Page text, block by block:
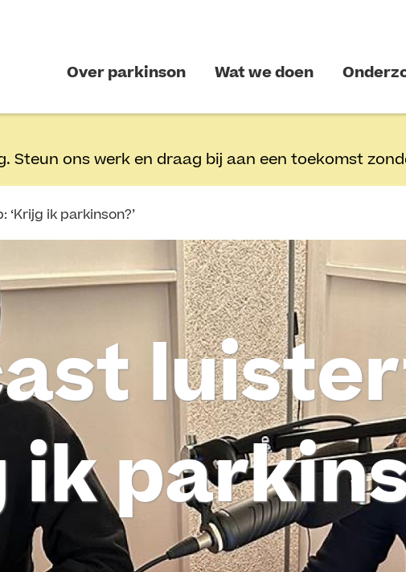
Over parkinson Wat we doen
Steun ons werk en draag bij aan een toekomst
ik parkinson?’
ik